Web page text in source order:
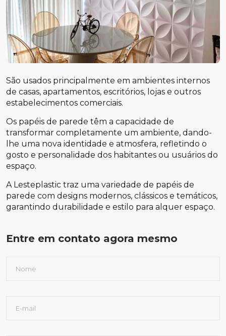
São usados principalmente em ambientes internos
de casas, apartamentos, escritórios, lojas e outros
estabelecimentos comerciais.
Os papéis de parede têm a capacidade de
transformar completamente um ambiente, dando-
lhe uma nova identidade e atmosfera, refletindo o
gosto e personalidade dos habitantes ou usuários do
espaço.
A Lesteplastic traz uma variedade de papéis de
parede com designs modernos, clássicos e temáticos,
garantindo durabilidade e estilo para alquer espaço.
Entre em contato agora mesmo